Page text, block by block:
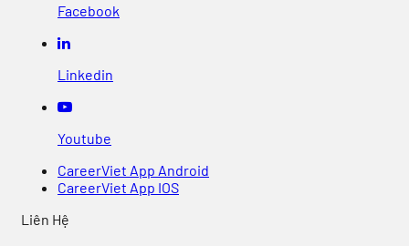
Facebook
Linkedin
Youtube
CareerViet App Android
CareerViet App IOS
Liên Hệ